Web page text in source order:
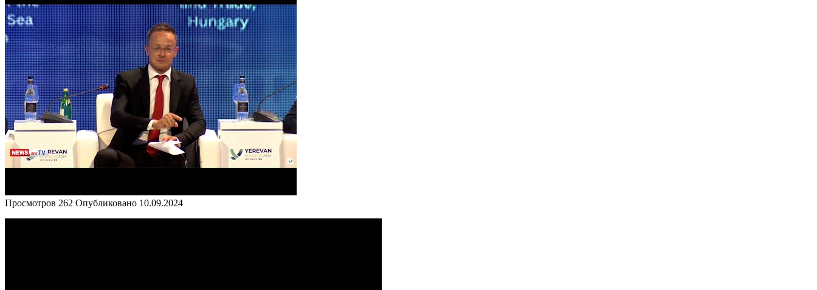
Просмотров 262 Опубликовано 10.09.2024